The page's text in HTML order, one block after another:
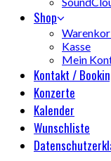
Shop
Kasse
Mein
Kontakt /
Konzerte
Kalender
Wunschliste